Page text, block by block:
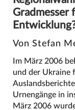
Gradmesser
Von Stefan
Im März 2006
und der Ukraine
Urnengänge in
März 2006